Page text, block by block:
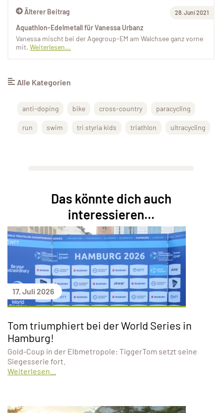
Älterer Beitrag 28. Juni 2021
Aquathlon-Edelmetall für Vanessa Urbanz
Vanessa mischt bei der Agegroup-EM am Walchsee ganz vorne
mit. Weiterlesen...
Alle Kategorien
anti-doping bike cross-country paracycling
run swim tri styria kids triathlon ultracycling
Das könnte dich auch
interessieren...
17. Juli 2026
Tom triumphiert bei der World Series in
Hamburg!
Gold-Coup in der Elbmetropole: TiggerTom setzt seine
Siegesserie fort.
Weiterlesen...